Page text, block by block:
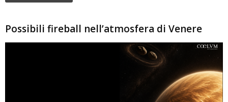
Possibili fireball nell’atmosfera di Venere